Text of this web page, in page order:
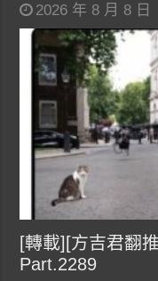
2026 年 8 月 8 日
[轉載][方吉君翻
Part.2289